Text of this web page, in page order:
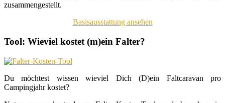
zusammengestellt.
Basisausstattung ansehen
Tool: Wieviel kostet (m)ein Falter?
Du möchtest wissen wieviel Dich (D)ein Faltcaravan pro
Campingjahr kostet?